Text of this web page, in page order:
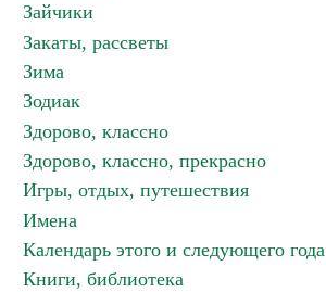
Зайчики
Закаты, рассветы
Зима
Зодиак
Здорово, классно
Здорово, классно, прекрасно
Игры, отдых, путешествия
Имена
Календарь этого и следующего года
Книги, библиотека